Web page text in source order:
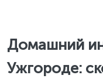
Домашний
Ужгороде: